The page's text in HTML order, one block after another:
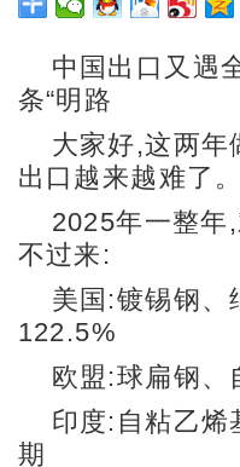
中国出口又遇
条“明路
大家好,这两年
出口越来越难了。
2025年一整年
不过来:
美国:镀锡钢
122.5%
欧盟:球扁钢、
印度:自粘乙
期